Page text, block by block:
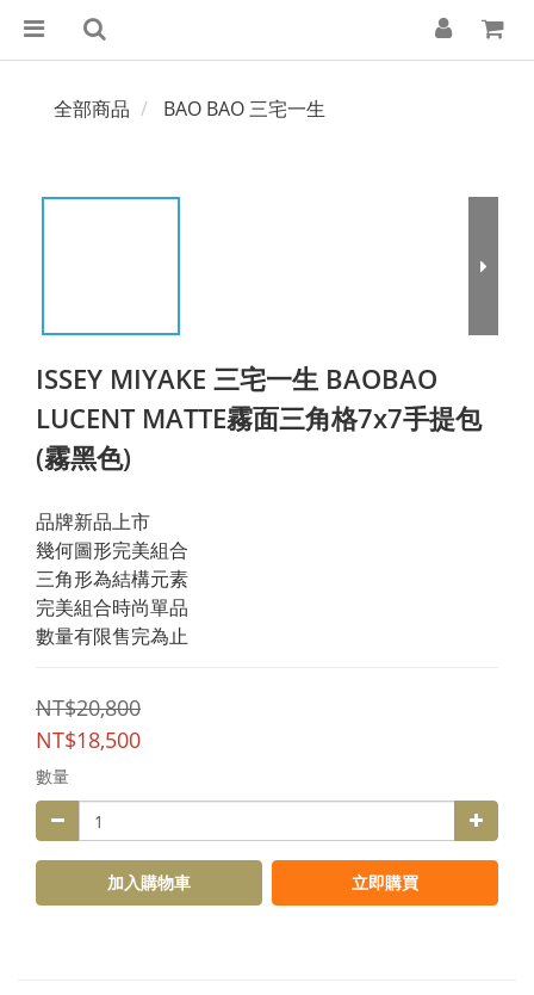
全部商品 BAO BAO 三宅一生
ISSEY MIYAKE 三宅一生 BAOBAO
LUCENT MATTE霧面三角格7x7手提包
(霧黑色)
品牌新品上市
幾何圖形完美組合
三角形為結構元素
完美組合時尚單品
數量有限售完為止
NT$20,800
NT$18,500
數量
加入購物車 立即購買